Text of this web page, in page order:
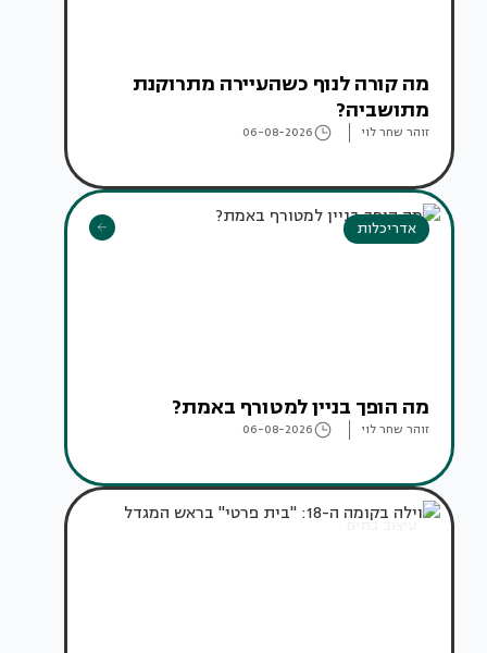
מה קורה לנוף כשהעיירה מתרוקנת
מתושביה?
זוהר שחר לוי 06-08-2026
אדריכלות
מה הופך בניין למטורף באמת?
זוהר שחר לוי 06-08-2026
עיצוב בתים